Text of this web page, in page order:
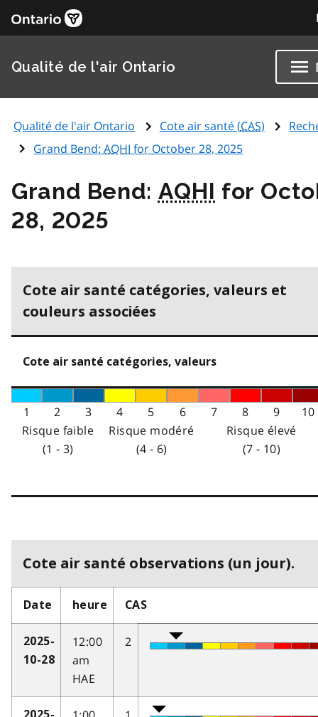
Qualité de l'air Ontario
Qualité de l'air Ontario Cote air santé (CAS)
Grand Bend:AQHI for October 28, 2025
Grand Bend: AQHI for
28, 2025
Cote air santé catégories, valeurs et
couleurs associées
Cote air santé catégories, valeurs
1 2 3 4 5 6 7 8 9
10
Risque faible
(1 - 3)
Risque modéré
(4 - 6)
Risque élevé
(7 - 10)
Cote air santé observations (un jour).
Date heure CAS
2025-
10-28
12:00
am
HAE
2